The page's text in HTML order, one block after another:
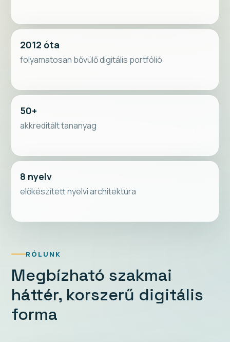
2012 óta
folyamatosan bővülő digitális portfólió
50+
akkreditált tananyag
8 nyelv
előkészített nyelvi architektúra
RÓLUNK
Megbízható szakmai
háttér, korszerű digitális
forma